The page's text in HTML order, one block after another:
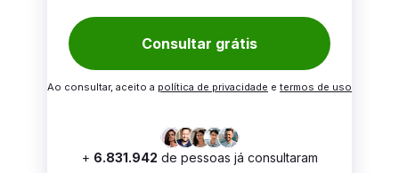
Consultar grátis
Ao consultar, aceito a política de privacidade e termos de uso
+ 6.831.942 de pessoas já consultaram